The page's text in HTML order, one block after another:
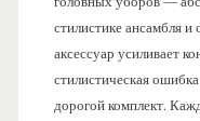
стилистике ансамбля
аксессуар усиливает
стилистическая
дорогой комплект.